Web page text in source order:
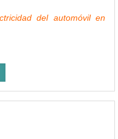
del automóvil en